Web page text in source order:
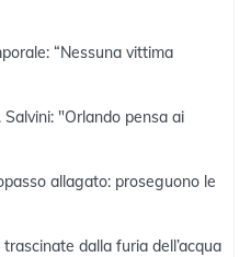
“Nessuna vittima
"Orlando pensa ai
allagato: proseguono le
dalla furia dell’acqua